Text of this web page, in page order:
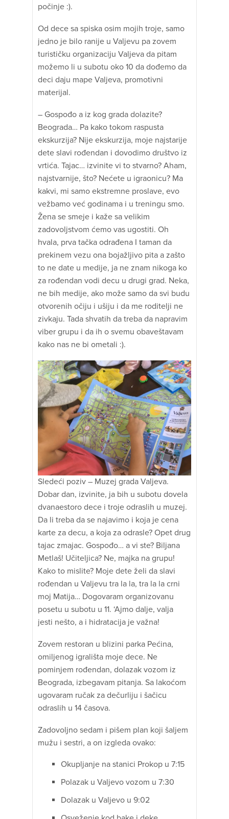
počinje :).
Od dece sa spiska osim mojih troje, samo
jedno je bilo ranije u Valjevu pa zovem
turističku organizaciju Valjeva da pitam
možemo li u subotu oko 10 da dođemo da
deci daju mape Valjeva, promotivni
materijal.
– Gospođo a iz kog grada dolazite?
Beograda… Pa kako tokom raspusta
ekskurzija? Nije ekskurzija, moje najstarije
dete slavi rođendan i dovodimo društvo iz
vrtića. Tajac… izvinite vi to stvarno? Aham,
najstvarnije, što? Nećete u igraonicu? Ma
kakvi, mi samo ekstremne proslave, evo
vežbamo već godinama i u treningu smo.
Žena se smeje i kaže sa velikim
zadovoljstvom ćemo vas ugostiti. Oh
hvala, prva tačka odrađena I taman da
prekinem vezu ona bojažljivo pita a zašto
to ne date u medije, ja ne znam nikoga ko
za rođendan vodi decu u drugi grad. Neka,
ne bih medije, ako može samo da svi budu
otvorenih očiju i ušiju i da me roditelji ne
zivkaju. Tada shvatih da treba da napravim
viber grupu i da ih o svemu obaveštavam
kako nas ne bi ometali :).
Sledeći poziv – Muzej grada Valjeva.
Dobar dan, izvinite, ja bih u subotu dovela
dvanaestoro dece i troje odraslih u muzej.
Da li treba da se najavimo i koja je cena
karte za decu, a koja za odrasle? Opet drug
tajac zmajac. Gospođo… a vi ste? Biljana
Metlaš! Učiteljica? Ne, majka na grupu!
Kako to mislite? Moje dete želi da slavi
rođendan u Valjevu tra la la, tra la la crni
moj Matija… Dogovaram organizovanu
posetu u subotu u 11. ‘Ajmo dalje, valja
jesti nešto, a i hidratacija je važna!
Zovem restoran u blizini parka Pećina,
omiljenog igrališta moje dece. Ne
pominjem rođendan, dolazak vozom iz
Beograda, izbegavam pitanja. Sa lakoćom
ugovaram ručak za dečurliju i šačicu
odraslih u 14 časova.
Zadovoljno sedam i pišem plan koji šaljem
mužu i sestri, a on izgleda ovako:
Okupljanje na stanici Prokop u 7:15
Polazak u Valjevo vozom u 7:30
Dolazak u Valjevo u 9:02